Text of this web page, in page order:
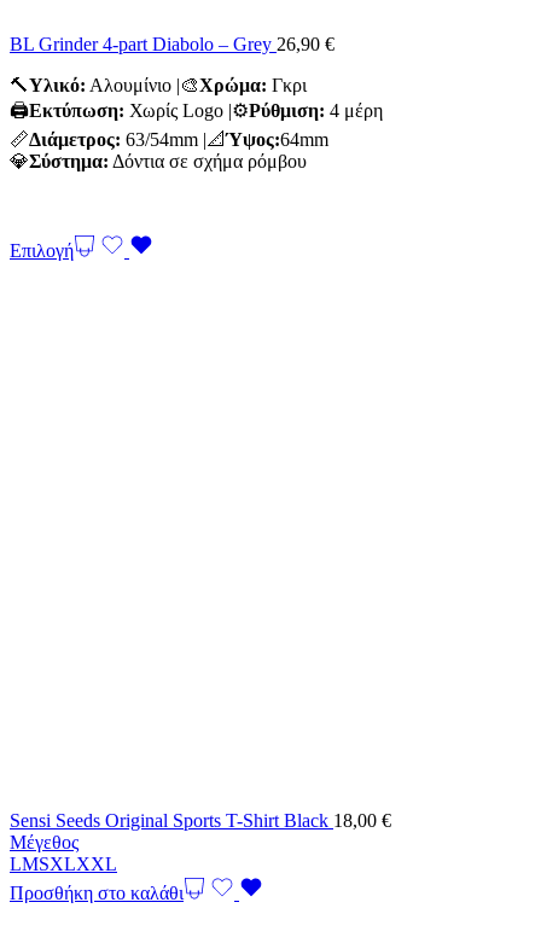
BL Grinder 4-part Diabolo – Grey 26,90 €
🔨Υλικό: Αλουμίνιο |🎨Χρώμα: Γκρι
🖨️Εκτύπωση: Χωρίς Logo |⚙️Ρύθμιση: 4 μέρη
📏Διάμετρος: 63/54mm |📐Ύψος:64mm
💎Σύστημα: Δόντια σε σχήμα ρόμβου
Επιλογή
Sensi Seeds Original Sports T-Shirt Black 18,00 €
Μέγεθος
LMSXLXXL
Προσθήκη στο καλάθι